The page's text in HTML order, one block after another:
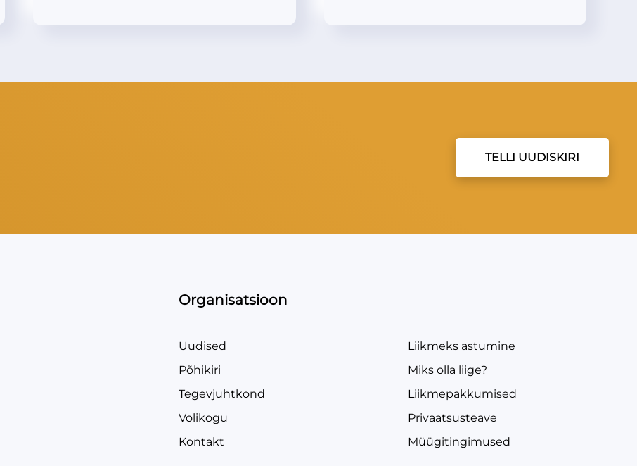
TELLI UUDISKIRI
Organisatsioon
Uudised
Põhikiri
Tegevjuhtkond
Volikogu
Kontakt
Liikmeks astumine
Miks olla liige?
Liikmepakkumised
Privaatsusteave
Müügitingimused